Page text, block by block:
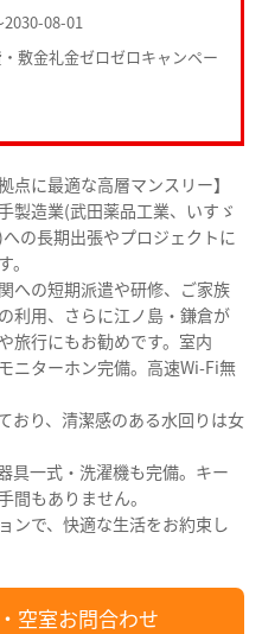
2030-08-01
敷金礼金ゼロゼロキャンペー
点に最適な高層マンスリー】
製造業(武田薬品工業、いすゞ
の長期出張やプロジェクトに
への短期派遣や研修、ご家族
利用、さらに江ノ島・鎌倉が
旅行にもお勧めです。室内
ニターホン完備。高速Wi-Fi無
おり、清潔感のある水回りは女
具一式・洗濯機も完備。キー
間もありません。
ンで、快適な生活をお約束し
空室お問合わせ